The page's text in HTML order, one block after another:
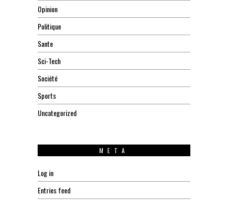
Opinion
Politique
Sante
Sci-Tech
Société
Sports
Uncategorized
META
Log in
Entries feed